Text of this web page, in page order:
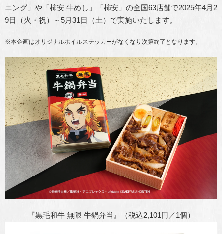
ニング」や「柿安 牛めし」「柿安」の全国63店舗で2025年4月2
9日（火・祝）～5月31日（土）で実施いたします。
※本企画はオリジナルホイルステッカーがなくなり次第終了となります。
『黒毛和牛 無限 牛鍋弁当』（税込2,101円／1個）